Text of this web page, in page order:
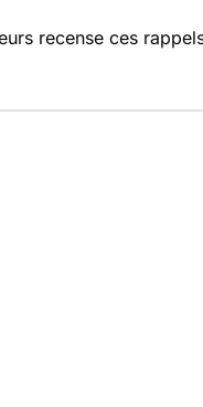
recense ces